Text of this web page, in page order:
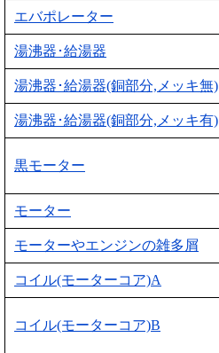
エバポレーター
湯沸器･給湯器
湯沸器･給湯器(銅部分,メッキ無)
湯沸器･給湯器(銅部分,メッキ有)
黒モーター
モーター
モーターやエンジンの雑多屑
コイル(モーターコア)A
コイル(モーターコア)B